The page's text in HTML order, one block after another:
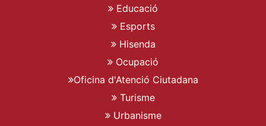
Educació
Esports
Hisenda
Ocupació
Oficina d'Atenció Ciutadana
Turisme
Urbanisme